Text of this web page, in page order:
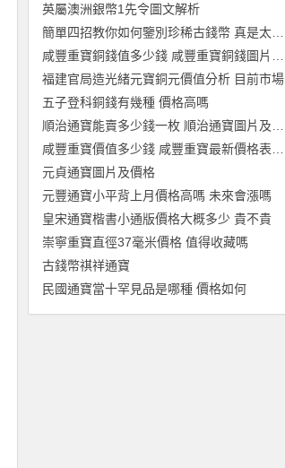
英屬澳洲銀幣1先令圖文解析
福建官局造光緒元寶銅元價值分析 目前市場
五子登科銅錢有幾種 價格高嗎
元貞通寶圖片及價格
元豐通寶小平背上月價格高嗎 未來會漲嗎
皇宋通寶楷書小通版價格大概多少 貴不貴
崇寧重寶直徑37毫米價格 值得收藏嗎
古錢幣祺祥通寶
民國通寶當十罕見品是哪種 價格如何